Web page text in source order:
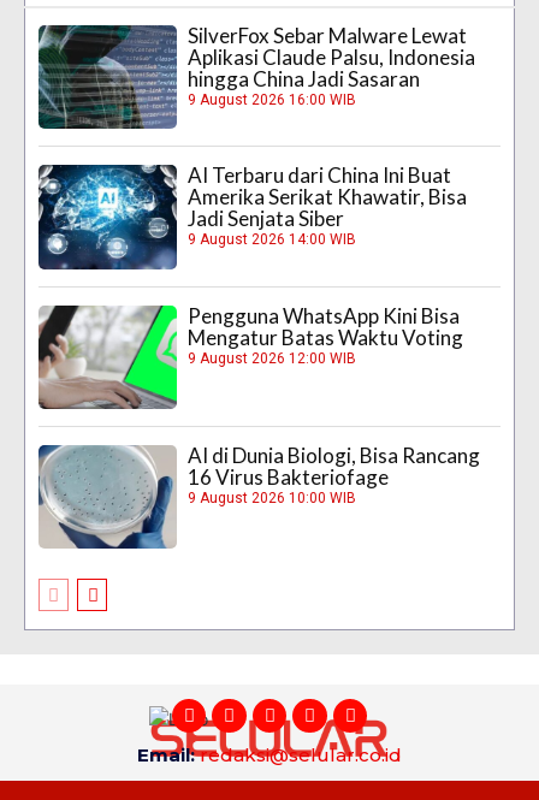
SilverFox Sebar Malware Lewat
Aplikasi Claude Palsu, Indonesia
hingga China Jadi Sasaran
9 August 2026 16:00 WIB
AI Terbaru dari China Ini Buat
Amerika Serikat Khawatir, Bisa
Jadi Senjata Siber
9 August 2026 14:00 WIB
Pengguna WhatsApp Kini Bisa
Mengatur Batas Waktu Voting
9 August 2026 12:00 WIB
AI di Dunia Biologi, Bisa Rancang
16 Virus Bakteriofage
9 August 2026 10:00 WIB
Email:redaksi@selular.co.id